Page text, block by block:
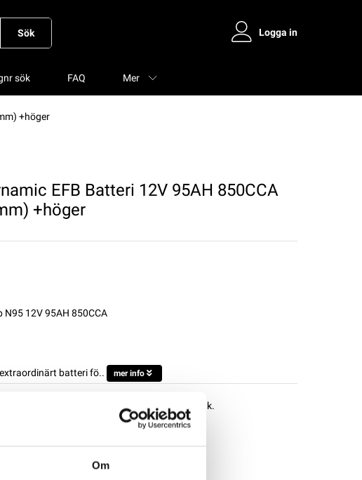
Om
Sök Logga in
sök FAQ Mer
+höger
EFB Batteri 12V 95AH 850CCA
+höger
N95 12V 95AH 850CCA
batteri fö.. mer info
100% med en lämplig laddare innan de tas i bruk.